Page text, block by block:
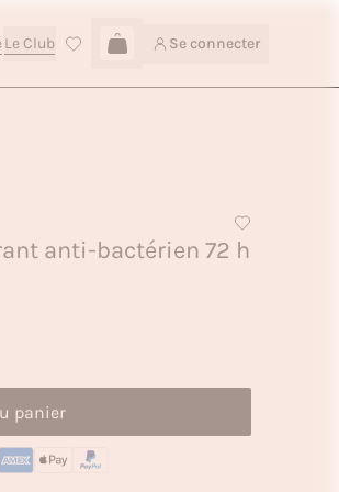
Le Club Se connecter
Connexion
anti-bactérien 72 h
panier
Ajouter au panier — 2,80€